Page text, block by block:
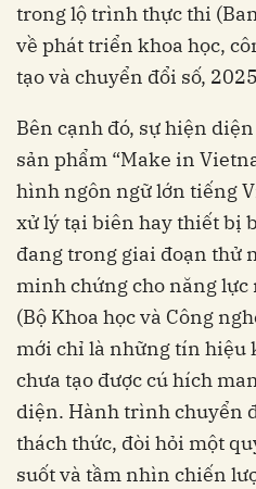
trong lộ trình thực thi
về phát triển khoa học,
tạo và chuyển đổi số,
Bên cạnh đó, sự hiện
sản phẩm “Make in
hình ngôn ngữ lớn tiếng
xử lý tại biên hay thiết bị
đang trong giai đoạn thử
minh chứng cho năng
(Bộ Khoa học và Công
mới chỉ là những tín hiệu
chưa tạo được cú hích
diện. Hành trình chuyển
thách thức, đòi hỏi một
suốt và tầm nhìn chiến